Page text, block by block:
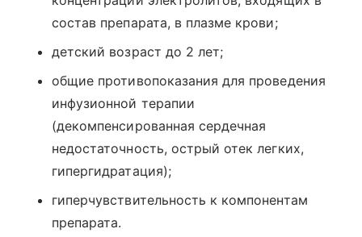
состав препарата, в плазме крови;
детский возраст до 2 лет;
общие противопоказания для проведения
инфузионной терапии
(декомпенсированная сердечная
недостаточность, острый отек легких,
гипергидратация);
гиперчувствительность к компонентам
препарата.